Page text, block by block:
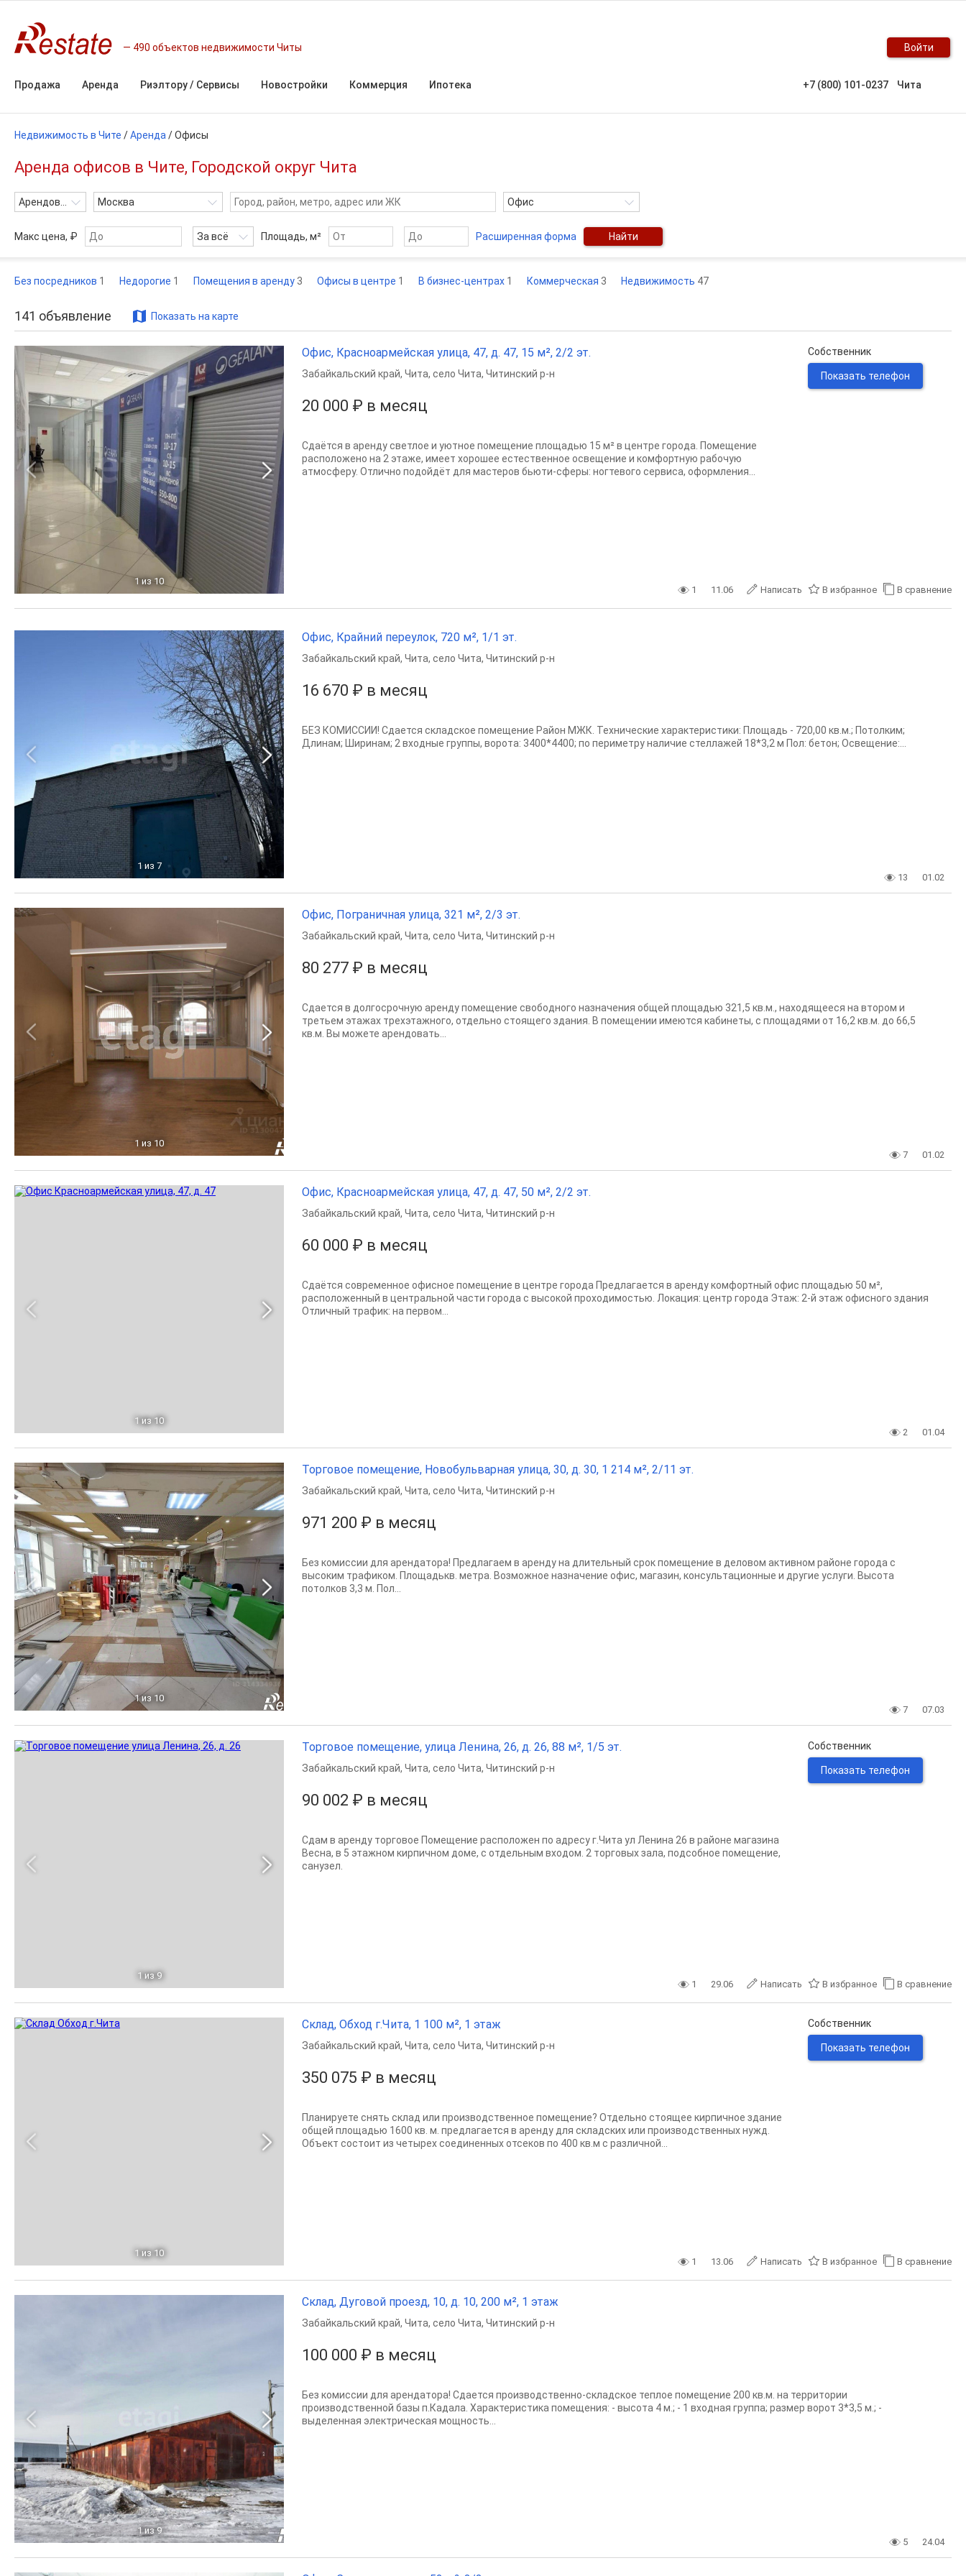
490 объектов недвижимости Читы Войти
Продажа Аренда Риэлтору / Сервисы Новостройки Коммерция Ипотека +7 (800) 101-0237 Чита
Недвижимость в Чите /Аренда /Офисы
Аренда офисов в Чите, Городской округ Чита
Арендовать Москва Офис
Макс цена, ₽ За всё Площадь, м² Расширенная форма Найти
Без посредников 1 Недорогие 1 Помещения в аренду 3 Офисы в центре 1 В бизнес-центрах 1 Коммерческая 3 Недвижимость 47
141 объявление Показать на карте
1 из 10
Офис, Красноармейская улица, 47, д. 47, 15 м², 2/2 эт.
20 000 ₽ в месяц
Забайкальский край, Чита, село Чита, Читинский р-н
Сдаётся в аренду светлое и уютное помещение площадью 15 м² в центре города. Помещение
расположено на 2 этаже, имеет хорошее естественное освещение и комфортную рабочую
атмосферу. Отлично подойдёт для мастеров бьюти-сферы: ногтевого сервиса, оформления...
Собственник
Показать телефон
1 11.06 Написать В избранное В сравнение
1 из 7
Офис, Крайний переулок, 720 м², 1/1 эт.
16 670 ₽ в месяц
Забайкальский край, Чита, село Чита, Читинский р-н
БЕЗ КОМИССИИ! Сдается складское помещение Район МЖК. Технические характеристики: Площадь - 720,00 кв.м.; Потолким;
Длинам; Ширинам; 2 входные группы, ворота: 3400*4400; по периметру наличие стеллажей 18*3,2 м Пол: бетон; Освещение:...
13 01.02
1 из 10
Офис, Пограничная улица, 321 м², 2/3 эт.
80 277 ₽ в месяц
Забайкальский край, Чита, село Чита, Читинский р-н
Сдается в долгосрочную аренду помещение свободного назначения общей площадью 321,5 кв.м., находящееся на втором и
третьем этажах трехэтажного, отдельно стоящего здания. В помещении имеются кабинеты, с площадями от 16,2 кв.м. до 66,5
кв.м. Вы можете арендовать...
7 01.02
1 из 10
Офис, Красноармейская улица, 47, д. 47, 50 м², 2/2 эт.
60 000 ₽ в месяц
Забайкальский край, Чита, село Чита, Читинский р-н
Сдаётся современное офисное помещение в центре города Предлагается в аренду комфортный офис площадью 50 м²,
расположенный в центральной части города с высокой проходимостью. Локация: центр города Этаж: 2-й этаж офисного здания
Отличный трафик: на первом...
2 01.04
1 из 10
Торговое помещение, Новобульварная улица, 30, д. 30, 1 214 м², 2/11 эт.
971 200 ₽ в месяц
Забайкальский край, Чита, село Чита, Читинский р-н
Без комиссии для арендатора! Предлагаем в аренду на длительный срок помещение в деловом активном районе города с
высоким трафиком. Площадькв. метра. Возможное назначение офис, магазин, консультационные и другие услуги. Высота
потолков 3,3 м. Пол...
7 07.03
1 из 9
Торговое помещение, улица Ленина, 26, д. 26, 88 м², 1/5 эт.
90 002 ₽ в месяц
Забайкальский край, Чита, село Чита, Читинский р-н
Сдам в аренду торговое Помещение расположен по адресу г.Чита ул Ленина 26 в районе магазина
Весна, в 5 этажном кирпичном доме, с отдельным входом. 2 торговых зала, подсобное помещение,
санузел.
Собственник
Показать телефон
1 29.06 Написать В избранное В сравнение
1 из 10
Склад, Обход г.Чита, 1 100 м², 1 этаж
350 075 ₽ в месяц
Забайкальский край, Чита, село Чита, Читинский р-н
Планируете снять склад или производственное помещение? Отдельно стоящее кирпичное здание
общей площадью 1600 кв. м. предлагается в аренду для складских или производственных нужд.
Объект состоит из четырех соединенных отсеков по 400 кв.м с различной...
Собственник
Показать телефон
1 13.06 Написать В избранное В сравнение
1 из 9
Склад, Дуговой проезд, 10, д. 10, 200 м², 1 этаж
100 000 ₽ в месяц
Забайкальский край, Чита, село Чита, Читинский р-н
Без комиссии для арендатора! Сдается производственно-складское теплое помещение 200 кв.м. на территории
производственной базы п.Кадала. Характеристика помещения: - высота 4 м.; - 1 входная группа; размер ворот 3*3,5 м.; -
выделенная электрическая мощность...
5 24.04